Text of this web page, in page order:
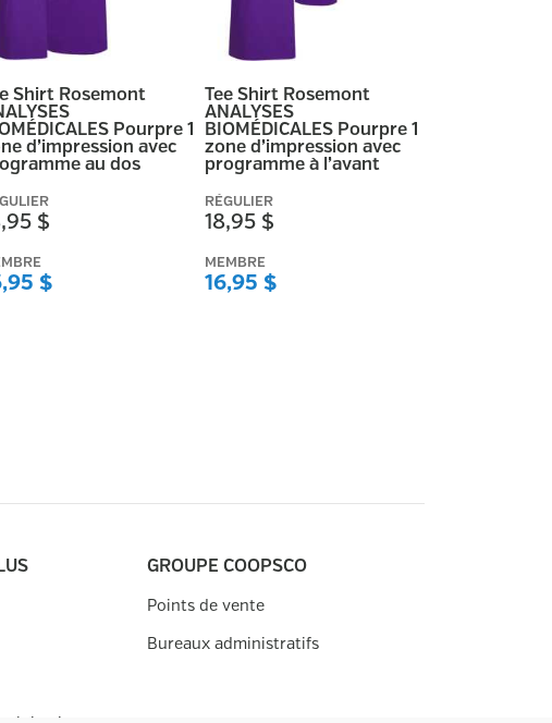
Shirt Rosemont
Pourpre 1
d’impression avec
au dos
$
$
Tee Shirt Rosemont
ANALYSES
BIOMÉDICALES Pourpre 1
zone d’impression avec
programme à l’avant
RÉGULIER
18,95 $
MEMBRE
16,95 $
GROUPE COOPSCO
Points de vente
Bureaux administratifs